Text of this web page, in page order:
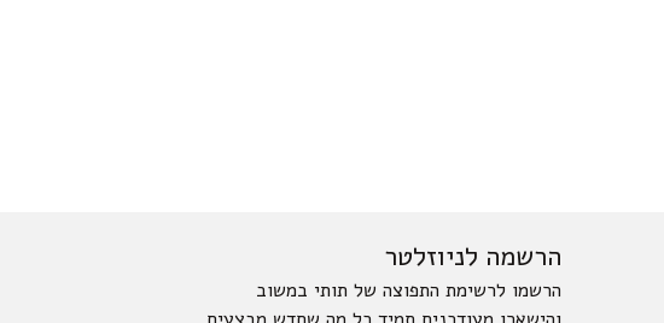
הרשמה לניוזלטר
הרשמו לרשימת התפוצה של תותי במשוב